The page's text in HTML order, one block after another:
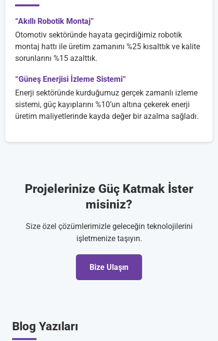
“Akıllı Robotik Montaj”
Otomotiv sektöründe hayata geçirdiğimiz robotik
montaj hattı ile üretim zamanını %25 kısalttık ve kalite
sorunlarını %15 azalttık.
“Güneş Enerjisi İzleme Sistemi”
Enerji sektöründe kurduğumuz gerçek zamanlı izleme
sistemi, güç kayıplarını %10’un altına çekerek enerji
üretim maliyetlerinde kayda değer bir azalma sağladı.
Projelerinize Güç Katmak İster
misiniz?
Size özel çözümlerimizle geleceğin teknolojilerini
işletmenize taşıyın.
Bize Ulaşın
Blog Yazıları